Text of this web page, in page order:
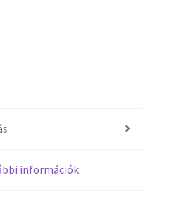
információk